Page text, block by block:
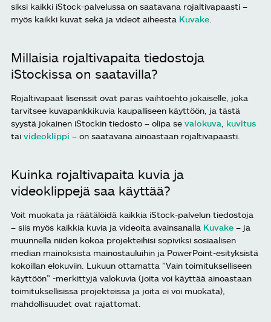
siksi kaikki iStock-palvelussa on saatavana rojaltivapaasti –
myös kaikki kuvat sekä ja videot aiheesta Kuvake
Millaisia rojaltivapaita tiedostoja
iStockissa on saatavilla?
Rojaltivapaat lisenssit ovat paras vaihtoehto jokaiselle, joka
tarvitsee kuvapankkikuvia kaupalliseen käyttöön, ja tästä
syystä jokainen iStockin tiedosto – olipa se valokuva kuvitus
tai videoklippi – on saatavana ainoastaan rojaltivapaasti.
Kuinka rojaltivapaita kuvia ja
videoklippejä saa käyttää?
Voit muokata ja räätälöidä kaikkia iStock-palvelun tiedostoja
– siis myös kaikkia kuvia ja videoita avainsanalla Kuvake – ja
muunnella niiden kokoa projekteihisi sopiviksi sosiaalisen
median mainoksista mainostauluihin ja PowerPoint-esityksistä
kokoillan elokuviin. Lukuun ottamatta ”Vain toimitukselliseen
käyttöön” -merkittyjä valokuvia (joita voi käyttää ainoastaan
toimituksellisissa projekteissa ja joita ei voi muokata),
mahdollisuudet ovat rajattomat.